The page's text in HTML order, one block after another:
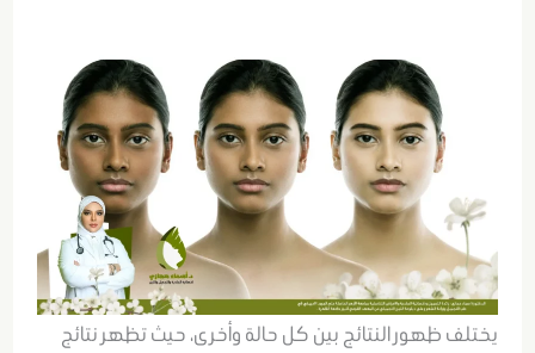
يختلف ظهور النتائج بين كل حالة وأخرى، حيث تظهر نتائج